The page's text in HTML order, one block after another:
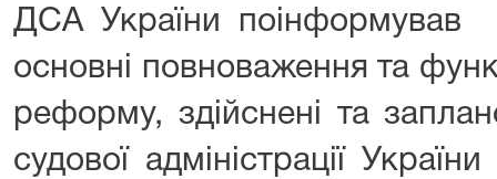
ДСА України поінформував
основні повноваження та
реформу, здійснені та
судової адміністрації